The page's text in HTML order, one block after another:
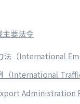
主要法令
法（International
（International